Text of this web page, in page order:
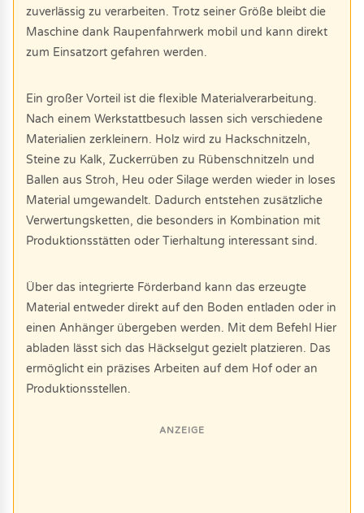
zuverlässig zu verarbeiten. Trotz seiner Größe bleibt die
Maschine dank Raupenfahrwerk mobil und kann direkt
zum Einsatzort gefahren werden.
Ein großer Vorteil ist die flexible Materialverarbeitung.
Nach einem Werkstattbesuch lassen sich verschiedene
Materialien zerkleinern. Holz wird zu Hackschnitzeln,
Steine zu Kalk, Zuckerrüben zu Rübenschnitzeln und
Ballen aus Stroh, Heu oder Silage werden wieder in loses
Material umgewandelt. Dadurch entstehen zusätzliche
Verwertungsketten, die besonders in Kombination mit
Produktionsstätten oder Tierhaltung interessant sind.
Über das integrierte Förderband kann das erzeugte
Material entweder direkt auf den Boden entladen oder in
einen Anhänger übergeben werden. Mit dem Befehl Hier
abladen lässt sich das Häckselgut gezielt platzieren. Das
ermöglicht ein präzises Arbeiten auf dem Hof oder an
Produktionsstellen.
ANZEIGE